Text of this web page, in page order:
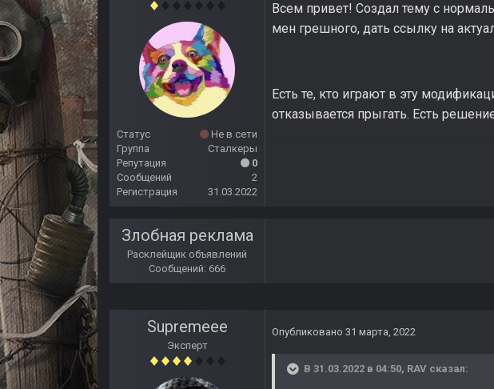
Статус
Не в сети
Группа
Сталкеры
Репутация
0
Сообщений
2
Регистрация
31.03.2022
Всем привет! Создал тему с
мен грешного, дать ссылку на
Есть те, кто играют в эту
отказывается прыгать. Есть
Злобная реклама
Расклейщик объявлений
Сообщений: 666
Supremeee
Эксперт
Опубликовано 31 марта, 2022
В 31.03.2022 в 04:50, RAV сказал: